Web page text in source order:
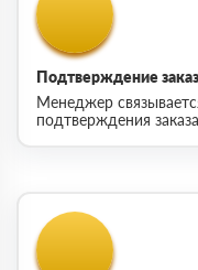
Подтверждение
Менеджер
подтверждения заказа